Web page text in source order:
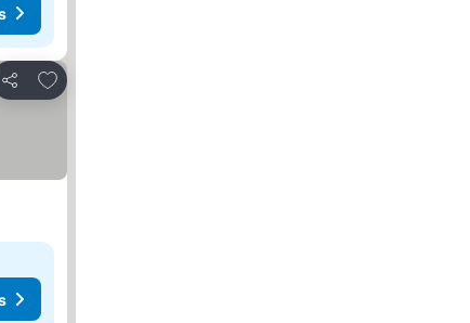
Partilhar
Adicionar aos favoritos